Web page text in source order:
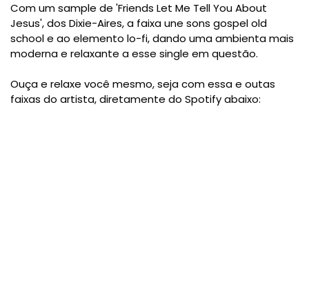
Com um sample de 'Friends Let Me Tell You About
Jesus', dos Dixie-Aires, a faixa une sons gospel old
school e ao elemento lo-fi, dando uma ambienta mais
moderna e relaxante a esse single em questão.
Ouça e relaxe você mesmo, seja com essa e outas
faixas do artista, diretamente do Spotify abaixo: